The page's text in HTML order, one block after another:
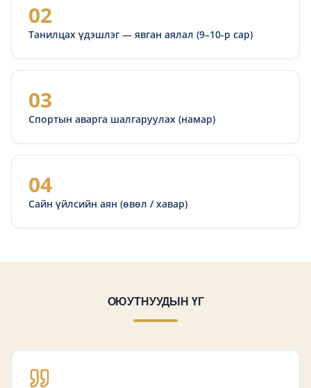
02
Танилцах үдэшлэг — явган аялал (9–10-р сар)
03
Спортын аварга шалгаруулах (намар)
04
Сайн үйлсийн аян (өвөл / хавар)
ОЮУТНУУДЫН ҮГ